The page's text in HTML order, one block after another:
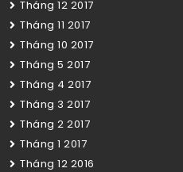
Tháng 12 2017
Tháng 11 2017
Tháng 10 2017
Tháng 5 2017
Tháng 4 2017
Tháng 3 2017
Tháng 2 2017
Tháng 1 2017
Tháng 12 2016